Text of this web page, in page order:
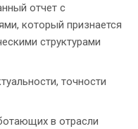
отчет с
который признается
структурами
точности
в отрасли